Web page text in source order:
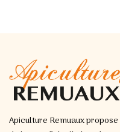
Apiculture Remuaux